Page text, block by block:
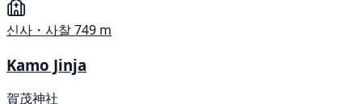
신사・사찰749 m
Kamo Jinja
賀茂神社